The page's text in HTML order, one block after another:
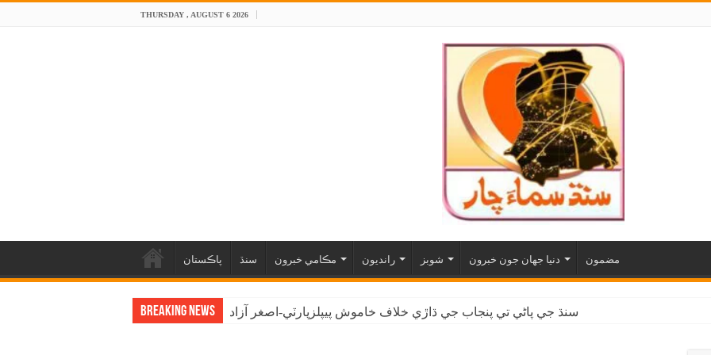
THURSDAY , AUGUST 6 2026
پاڪستان سنڌ مڪامي خبرون رانديون شوبز دنيا جهان جون خبرون مضمون
Breaking News سنڌ جي پاڻي تي پنجاب جي ڌاڙي خلاف خاموش پيپلزپارٽي-اصغر آزاد